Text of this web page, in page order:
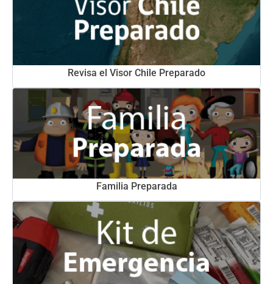
Revisa el Visor Chile Preparado
Familia Preparada